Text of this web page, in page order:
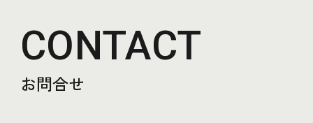
CONTACT
お問合せ